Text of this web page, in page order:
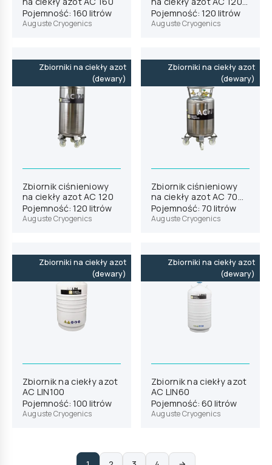
Pojemność: 160 litrów
Auguste Cryogenics
PB
Pojemność: 120 litrów
Auguste Cryogenics
Zbiorniki na ciekły azot
(dewary)
Zbiornik ciśnieniowy
na ciekły azot AC 120
Pojemność: 120 litrów
Auguste Cryogenics
Zbiorniki na ciekły azot
(dewary)
Zbiornik ciśnieniowy
na ciekły azot AC 70
PB
Pojemność: 70 litrów
Auguste Cryogenics
Zbiorniki na ciekły azot
(dewary)
Zbiornik na ciekły azot
AC LIN100
Pojemność: 100 litrów
Auguste Cryogenics
Zbiorniki na ciekły azot
(dewary)
Zbiornik na ciekły azot
AC LIN60
Pojemność: 60 litrów
Auguste Cryogenics